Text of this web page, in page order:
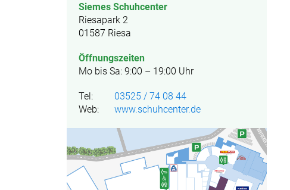
Siemes Schuhcenter
Riesapark 2
01587 Riesa
Öffnungszeiten
Mo bis Sa: 9:00 – 19:00 Uhr
Tel:
03525 / 74 08 44
Web:
www.schuhcenter.de